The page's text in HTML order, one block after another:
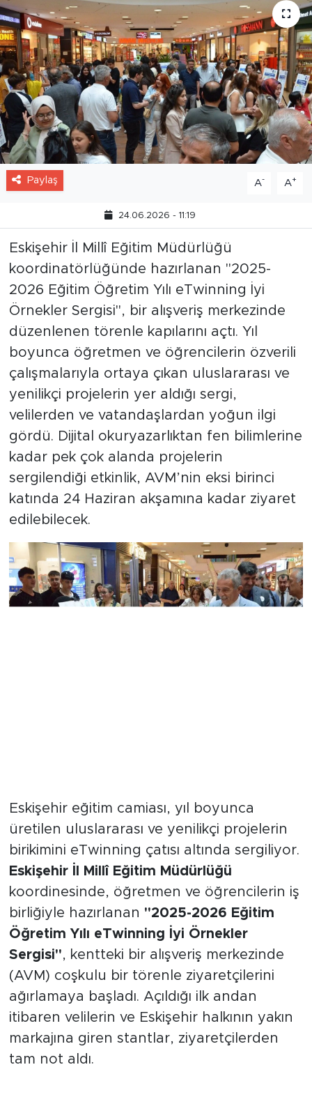
Paylaş A- A+
24.06.2026 - 11:19
Eskişehir İl Millî Eğitim Müdürlüğü
koordinatörlüğünde hazırlanan "2025-
2026 Eğitim Öğretim Yılı eTwinning İyi
Örnekler Sergisi", bir alışveriş merkezinde
düzenlenen törenle kapılarını açtı. Yıl
boyunca öğretmen ve öğrencilerin özverili
çalışmalarıyla ortaya çıkan uluslararası ve
yenilikçi projelerin yer aldığı sergi,
velilerden ve vatandaşlardan yoğun ilgi
gördü. Dijital okuryazarlıktan fen bilimlerine
kadar pek çok alanda projelerin
sergilendiği etkinlik, AVM’nin eksi birinci
katında 24 Haziran akşamına kadar ziyaret
edilebilecek.
Eskişehir eğitim camiası, yıl boyunca
üretilen uluslararası ve yenilikçi projelerin
birikimini eTwinning çatısı altında sergiliyor.
Eskişehir İl Millî Eğitim Müdürlüğü
koordinesinde, öğretmen ve öğrencilerin iş
birliğiyle hazırlanan "2025-2026 Eğitim
Öğretim Yılı eTwinning İyi Örnekler
Sergisi", kentteki bir alışveriş merkezinde
(AVM) coşkulu bir törenle ziyaretçilerini
ağırlamaya başladı. Açıldığı ilk andan
itibaren velilerin ve Eskişehir halkının yakın
markajına giren stantlar, ziyaretçilerden
tam not aldı.